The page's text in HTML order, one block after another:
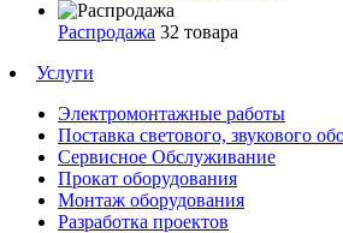
Распродажа 32 товара
Услуги
Электромонтажные работы
Поставка светового, звукового
Сервисное Обслуживание
Прокат оборудования
Монтаж оборудования
Разработка проектов